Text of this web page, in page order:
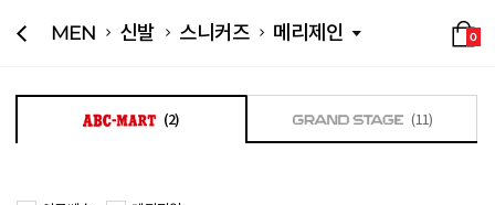
MEN 신발 스니커즈 메리제인 0
(2) (11)